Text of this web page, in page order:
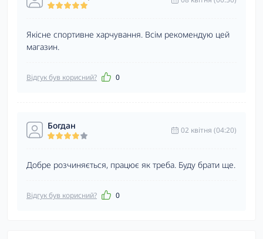
Якісне спортивне харчування. Всім рекомендую цей
магазин.
Відгук був корисний? 0
Богдан 02 квітня (04:20)
Добре розчиняється, працює як треба. Буду брати ще.
Відгук був корисний? 0